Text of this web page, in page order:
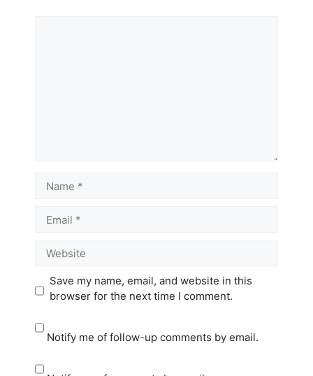
Name
Email
Website
Save my name, email, and website in this
browser for the next time I comment.
Notify me of follow-up comments by email.